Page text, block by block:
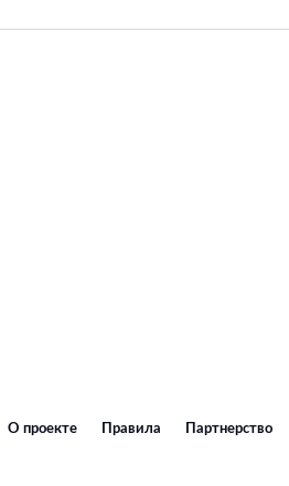
О проекте Правила Партнерство